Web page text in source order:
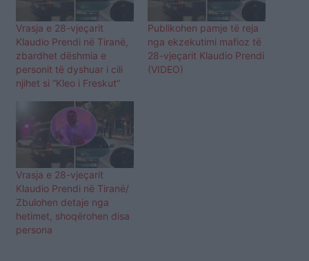
Vrasja e 28-vjeçarit
Klaudio Prendi në Tiranë,
zbardhet dëshmia e
personit të dyshuar i cili
njihet si “Kleo i Freskut”
Publikohen pamje të reja
nga ekzekutimi mafioz të
28-vjeçarit Klaudio Prendi
(VIDEO)
Vrasja e 28-vjeçarit
Klaudio Prendi në Tiranë/
Zbulohen detaje nga
hetimet, shoqërohen disa
persona